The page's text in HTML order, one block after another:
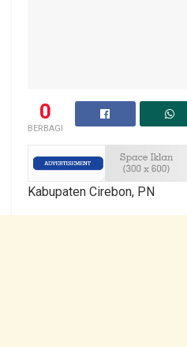
0
BERBAGI
Kabupaten Cirebon, PN